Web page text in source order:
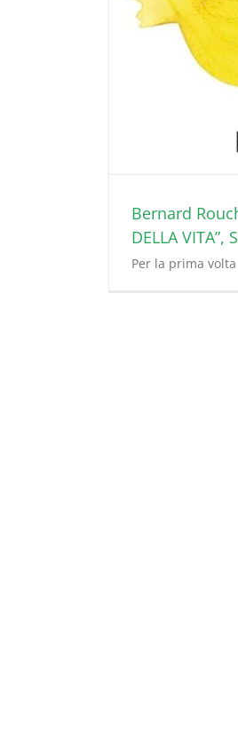
Bernard
DELLA
Per la prima